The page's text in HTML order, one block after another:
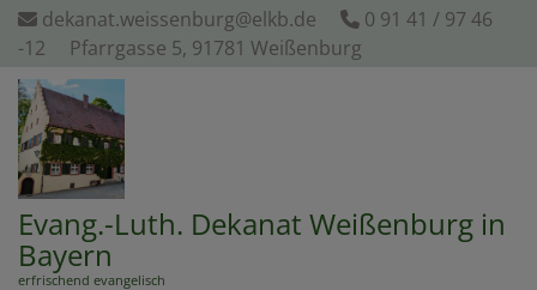
Direkt
zum
dekanat.weissenburg@elkb.de
0 91 41 / 97 46
-12
Pfarrgasse 5, 91781 Weißenburg
Evang.-Luth. Dekanat Weißenburg in
Bayern
erfrischend evangelisch